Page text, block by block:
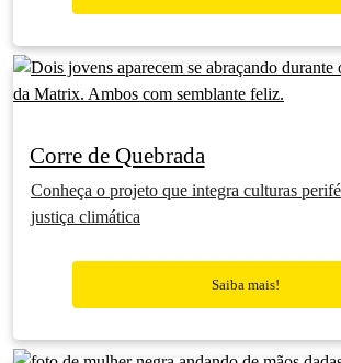
Corre de Quebrada
Conheça o projeto que integra culturas
justiça climática
Saiba mais!